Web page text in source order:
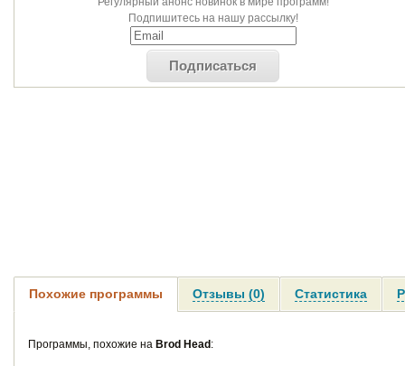
Подпишитесь на нашу рассылку!
Подписаться
Похожие программы Отзывы (0) Статистика
Программы, похожие на Brod Head: